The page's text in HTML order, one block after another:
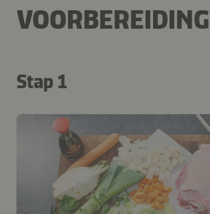
VOORBEREIDING
Stap 1